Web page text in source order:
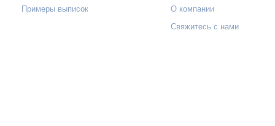
Примеры выписок
О компании
Свяжитесь с нами